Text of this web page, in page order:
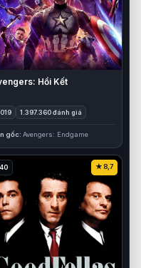
Hồi Kết
1.397.360 đánh giá
gốc Avengers: Endgame
8,7